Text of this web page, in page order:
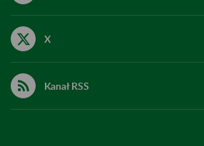
X
Kanał RSS